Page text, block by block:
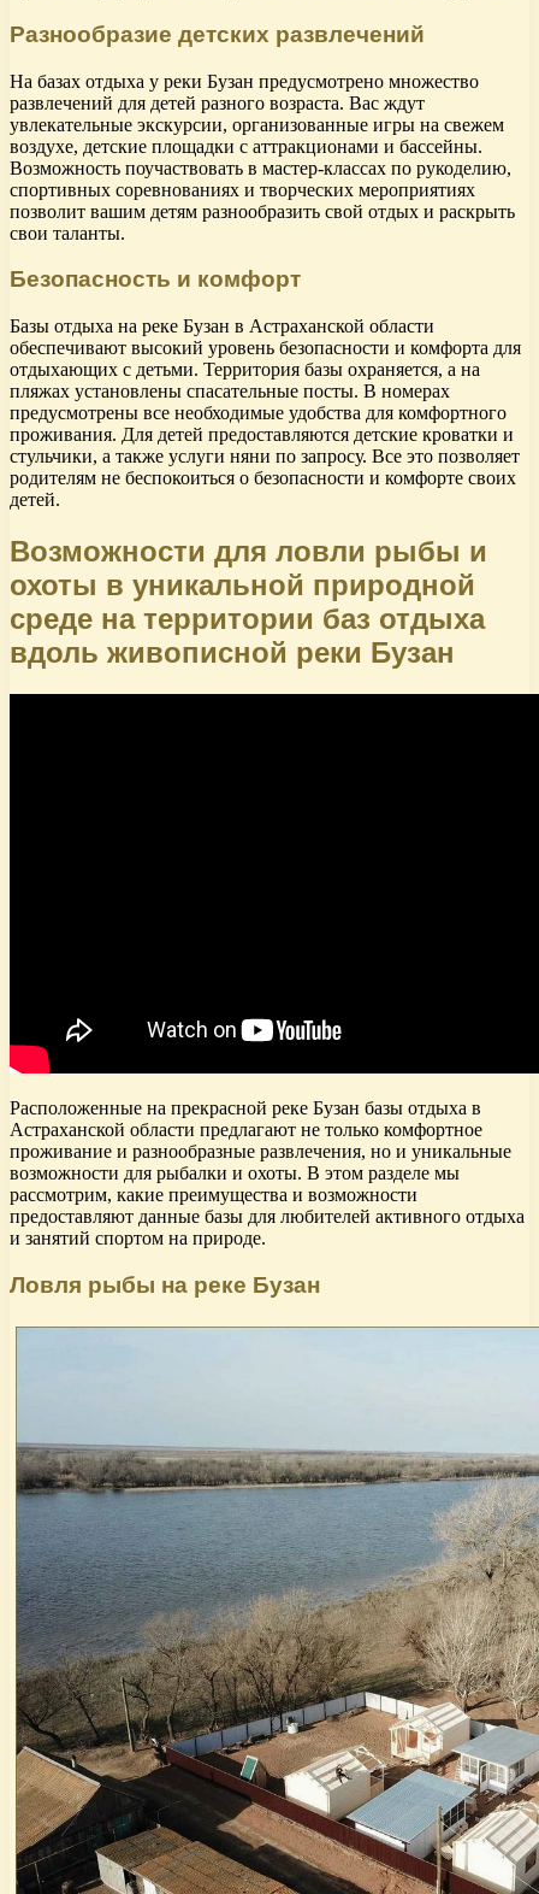
Разнообразие детских развлечений
На базах отдыха у реки Бузан предусмотрено множество
развлечений для детей разного возраста. Вас ждут
увлекательные экскурсии, организованные игры на свежем
воздухе, детские площадки с аттракционами и бассейны.
Возможность поучаствовать в мастер-классах по рукоделию,
спортивных соревнованиях и творческих мероприятиях
позволит вашим детям разнообразить свой отдых и раскрыть
свои таланты.
Безопасность и комфорт
Базы отдыха на реке Бузан в Астраханской области
обеспечивают высокий уровень безопасности и комфорта для
отдыхающих с детьми. Территория базы охраняется, а на
пляжах установлены спасательные посты. В номерах
предусмотрены все необходимые удобства для комфортного
проживания. Для детей предоставляются детские кроватки и
стульчики, а также услуги няни по запросу. Все это позволяет
родителям не беспокоиться о безопасности и комфорте своих
детей.
Возможности для ловли рыбы и
охоты в уникальной природной
среде на территории баз отдыха
вдоль живописной реки Бузан
Расположенные на прекрасной реке Бузан базы отдыха в
Астраханской области предлагают не только комфортное
проживание и разнообразные развлечения, но и уникальные
возможности для рыбалки и охоты. В этом разделе мы
рассмотрим, какие преимущества и возможности
предоставляют данные базы для любителей активного отдыха
и занятий спортом на природе.
Ловля рыбы на реке Бузан